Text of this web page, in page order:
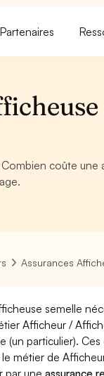
Partenaires
coûte une
Assurances
semelle
Afficheur /
(un particulier).
métier de
par uneassurance